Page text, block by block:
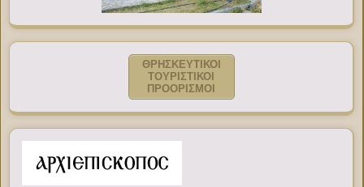
ΘΡΗΣΚΕΥΤΙΚΟΙ
ΤΟΥΡΙΣΤΙΚΟΙ
ΠΡΟΟΡΙΣΜΟΙ